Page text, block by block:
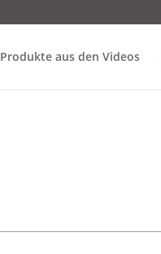
Produkte aus den Videos